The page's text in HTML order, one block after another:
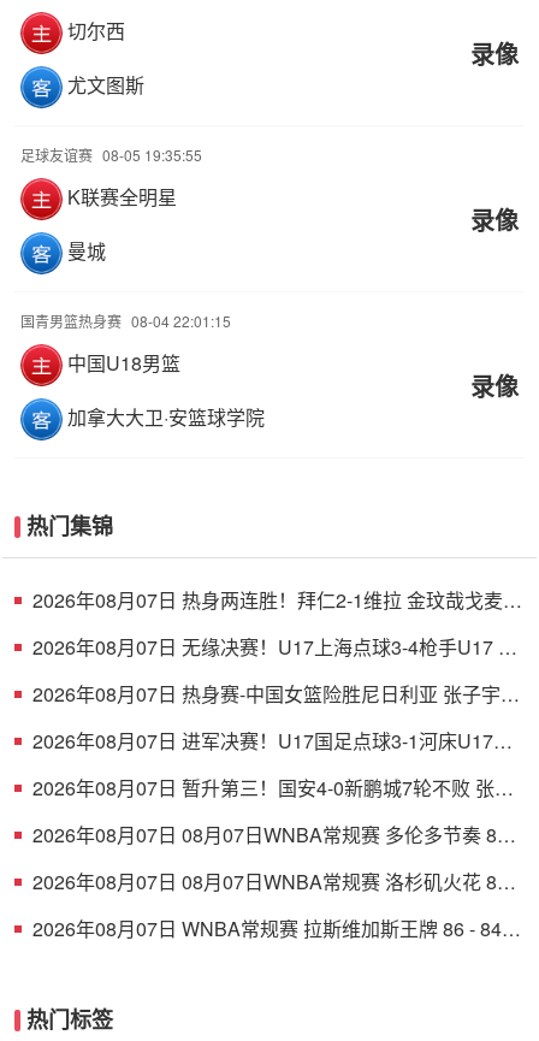
切尔西
尤文图斯
录像
足球友谊赛 08-05 19:35:55
K联赛全明星
曼城
录像
国青男篮热身赛 08-04 22:01:15
中国U18男篮
加拿大大卫·安篮球学院
录像
热门集锦
2026年08月07日 热身两连胜！拜仁2-1维拉 金玟哉戈麦斯
2026年08月07日 无缘决赛！U17上海点球3-4枪手U17 李
2026年08月07日 热身赛-中国女篮险胜尼日利亚 张子宇
2026年08月07日 进军决赛！U17国足点球3-1河床U17将
2026年08月07日 暂升第三！国安4-0新鹏城7轮不败 张玉
2026年08月07日 08月07日WNBA常规赛 多伦多节奏 83 -
2026年08月07日 08月07日WNBA常规赛 洛杉矶火花 89 -
2026年08月07日 WNBA常规赛 拉斯维加斯王牌 86 - 84
热门标签